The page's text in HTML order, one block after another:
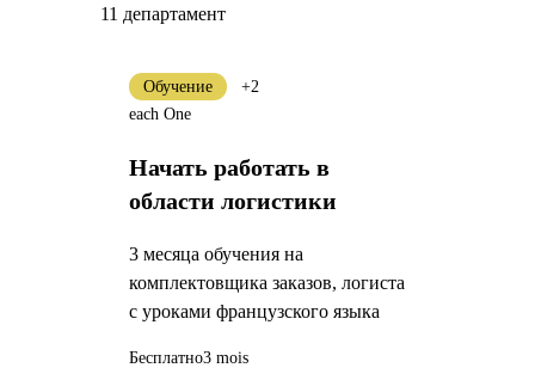
11 департамент
Начать работать в
области логистики
3 месяца обучения на
комплектовщика заказов, логиста
с уроками французского языка
Обучение
+2
each One
Бесплатно3 mois